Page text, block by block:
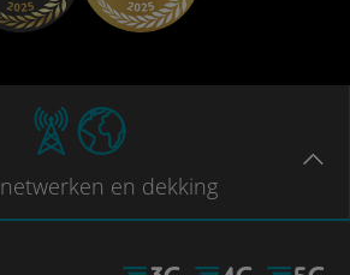
netwerken en dekking